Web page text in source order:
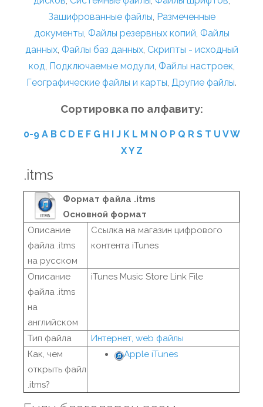
Зашифрованные файлы, Размеченные
документы, Файлы резервных копий, Файлы
данных, Файлы баз данных, Скрипты - исходный
код, Подключаемые модули, Файлы настроек,
Географические файлы и карты, Другие файлы.
Сортировка по алфавиту:
0-9 A B C D E F G H I J K L M N O P Q R S T U VW
XY Z
.itms
Формат файла .itms
Основной формат
Описание
файла .itms
на русском
Ссылка на магазин цифрового
контента iTunes
Описание
файла .itms
на
английском
iTunes Music Store Link File
Тип файла
Интернет, web файлы
Как, чем
открыть файл
.itms?
Apple iTunes